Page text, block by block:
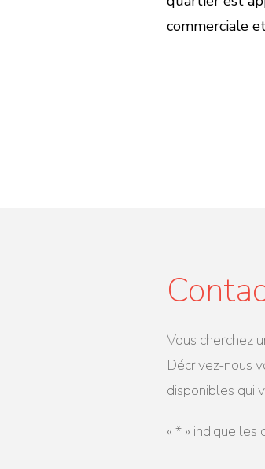
commerciale
Vous cherchez
Décrivez-nous
disponibles qui
« * » indique les